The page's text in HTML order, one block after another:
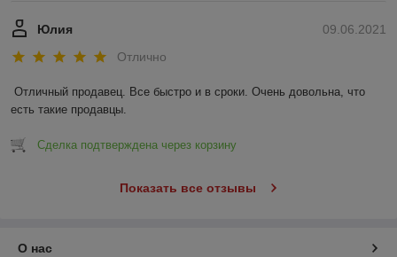
09.06.2021
Юлия
Отлично
Отличный продавец. Все быстро и в сроки. Очень довольна, что
есть такие продавцы.
Сделка подтверждена через корзину
Показать все отзывы
О нас